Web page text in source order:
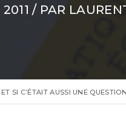
/ PAR
SI C’ÉTAIT AUSSI UNE